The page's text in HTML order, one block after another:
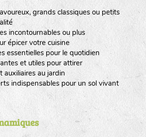
grands classiques ou petits
incontournables ou plus
épicer votre cuisine
essentielles pour le quotidien
et utiles pour attirer
auxiliaires au jardin
indispensables pour un sol vivant